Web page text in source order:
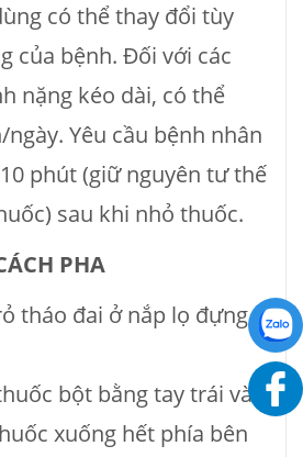
có thể thay đổi tùy
của bệnh. Đối với các
nặng kéo dài, có thể
Yêu cầu bệnh nhân
phút (giữ nguyên tư thế
sau khi nhỏ thuốc.
PHA
tháo đai ở nắp lọ đựng
bột bằng tay trái và
xuống hết phía bên